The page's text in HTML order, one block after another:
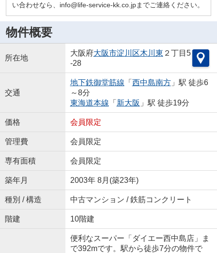
い合わせなら、info@life-service-kk.co.jpまでご連絡ください。
物件概要
所在地
大阪府大阪市淀川区木川東 ２丁目5
-28
交通
地下鉄御堂筋線 「 西中島南方」駅 徒歩6
～8分
東海道本線 「 新大阪 」駅 徒歩19分
価格 会員限定
管理費 会員限定
専有面積 会員限定
築年月 2003年 8月(築23年)
種別 / 構造 中古マンション / 鉄筋コンクリート
階建 10階建
便利なスーパー「ダイエー西中島店」ま
で392mです。駅から徒歩7分の物件で